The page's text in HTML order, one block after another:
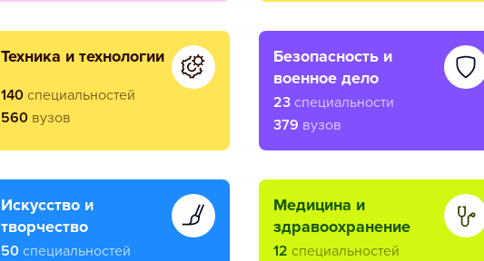
техника и технологии
140 специальностей
560 вузов
безопасность и
военное дело
23 специальности
379 вузов
искусство и
творчество
50 специальностей
медицина и
здравоохранение
12 специальностей